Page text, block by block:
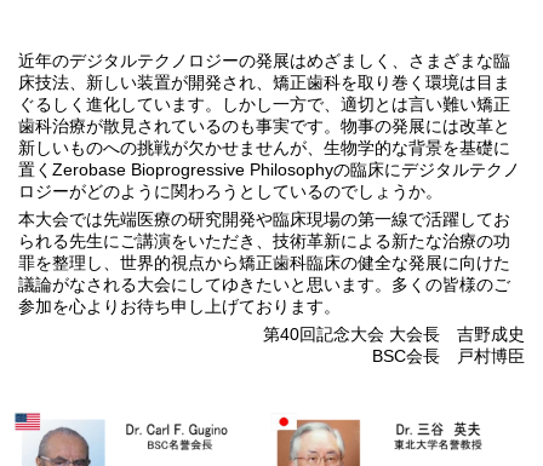
近年のデジタルテクノロジーの発展はめざましく、さまざまな臨
床技法、新しい装置が開発され、矯正歯科を取り巻く環境は目ま
ぐるしく進化しています。しかし一方で、適切とは言い難い矯正
歯科治療が散見されているのも事実です。物事の発展には改革と
新しいものへの挑戦が欠かせませんが、生物学的な背景を基礎に
置くZerobase Bioprogressive Philosophyの臨床にデジタルテクノ
ロジーがどのように関わろうとしているのでしょうか。
本大会では先端医療の研究開発や臨床現場の第一線で活躍してお
られる先生にご講演をいただき、技術革新による新たな治療の功
罪を整理し、世界的視点から矯正歯科臨床の健全な発展に向けた
議論がなされる大会にしてゆきたいと思います。多くの皆様のご
参加を心よりお待ち申し上げております。
第40回記念大会 大会長 吉野成史
BSC会長 戸村博臣